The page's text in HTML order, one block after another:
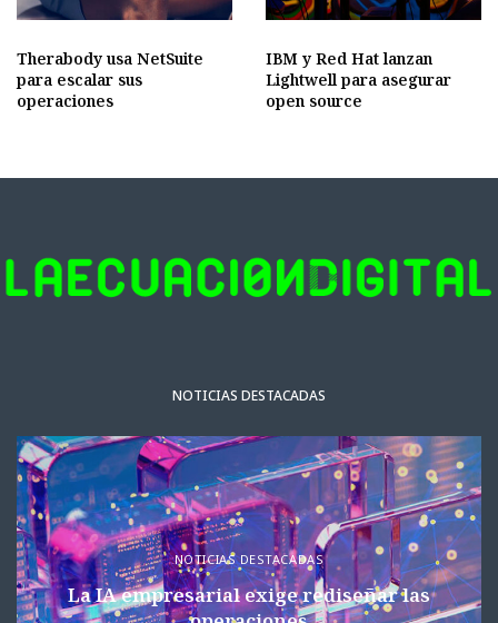
Therabody usa NetSuite
para escalar sus
operaciones
IBM y Red Hat lanzan
Lightwell para asegurar
open source
NOTICIAS DESTACADAS
NOTICIAS DESTACADAS
La IA empresarial exige rediseñar las